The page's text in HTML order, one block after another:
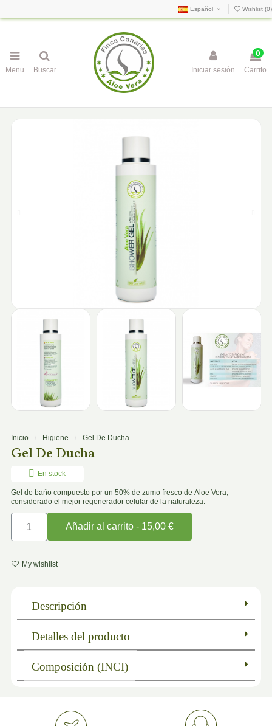
Español Wishlist (0)
Menu Buscar Iniciar sesión
0
Carrito
Inicio Higiene Gel De Ducha
Gel De Ducha
En stock
Gel de baño compuesto por un 50% de zumo fresco de Aloe Vera,
considerado el mejor regenerador celular de la naturaleza.
Añadir al carrito - 15,00 €
My wishlist
Descripción
Detalles del producto
Composición (INCI)